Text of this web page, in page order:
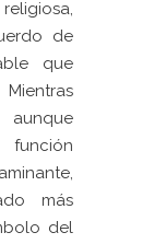
de
que
aunque
más
del